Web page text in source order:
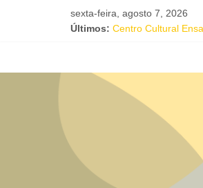
sexta-feira, agosto 7, 2026
Últimos: Centro Cultural
Projeto Órbita
Oficina gratuita de